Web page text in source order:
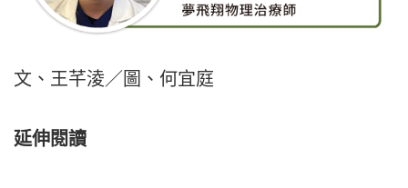
文、王芊淩／圖、何宜庭
延伸閱讀